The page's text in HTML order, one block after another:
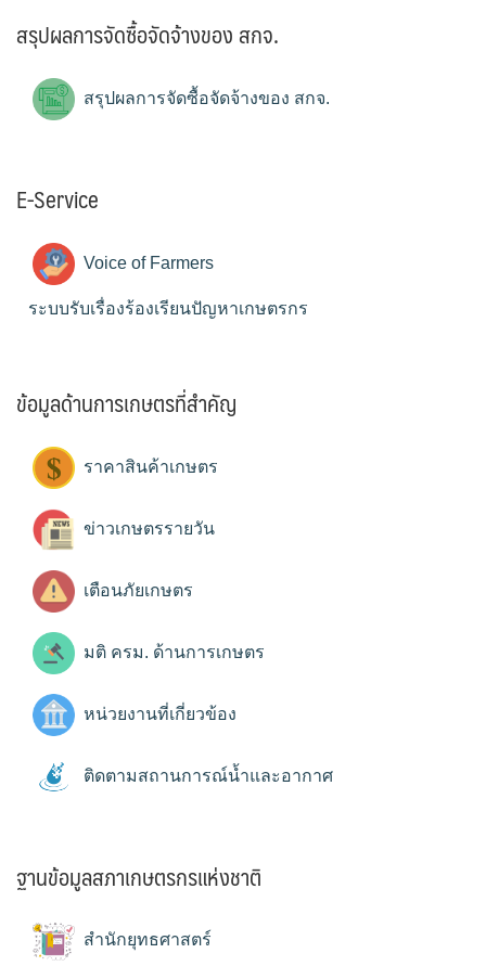
สรุปผลการจัดซื้อจัดจ้างของ สกจ.
สรุปผลการจัดซื้อจัดจ้างของ สกจ.
E-Service
Voice of Farmers
ระบบรับเรื่องร้องเรียนปัญหาเกษตรกร
ข้อมูลด้านการเกษตรที่สำคัญ
ราคาสินค้าเกษตร
ข่าวเกษตรรายวัน
เตือนภัยเกษตร
มติ ครม. ด้านการเกษตร
หน่วยงานที่เกี่ยวข้อง
ติดตามสถานการณ์น้ำและอากาศ
ฐานข้อมูลสภาเกษตรกรแห่งชาติ
สำนักยุทธศาสตร์